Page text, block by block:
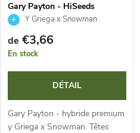
Gary Payton - HiSeeds
Y Griega x Snowman
de €3,66
En stock
DÉTAIL
Gary Payton - hybride premium
y Griega x Snowman. Têtes